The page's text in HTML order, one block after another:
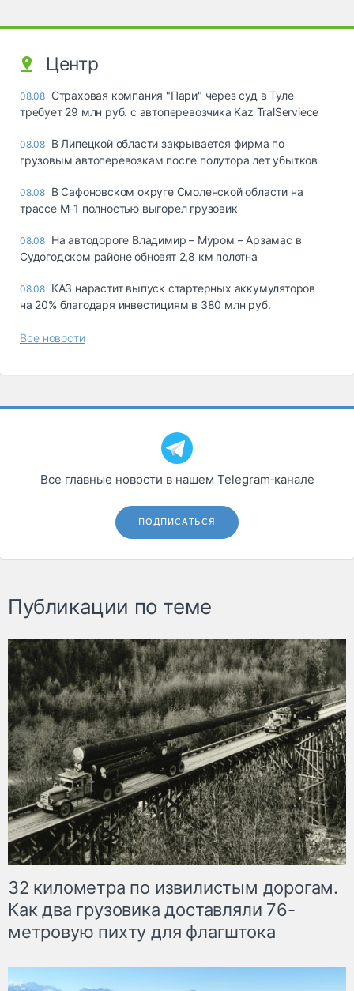
Центр
08.08 Страховая компания "Пари" через суд в Туле
требует 29 млн руб. с автоперевозчика Kaz TralServiece
08.08 В Липецкой области закрывается фирма по
грузовым автоперевозкам после полутора лет убытков
08.08 В Сафоновском округе Смоленской области на
трассе М-1 полностью выгорел грузовик
08.08 На автодороге Владимир – Муром – Арзамас в
Судогодском районе обновят 2,8 км полотна
08.08 КАЗ нарастит выпуск стартерных аккумуляторов
на 20% благодаря инвестициям в 380 млн руб.
Все новости
Все главные новости в нашем Telegram‑канале
ПОДПИСАТЬСЯ
Публикации по теме
32 километра по извилистым дорогам.
Как два грузовика доставляли 76-
метровую пихту для флагштока